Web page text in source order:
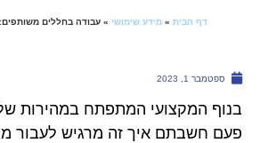
דף הבית»מידע שימושי»עבודה בחללים משותפים:
ספטמבר 1, 2023
בנוף המקצועי המתפתח במהירות של
פעם חשבתם איך זה מרגיש לעבור